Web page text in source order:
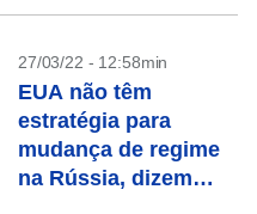
27/03/22 - 12:58min
EUA não têm
estratégia para
mudança de regime
na Rússia, dizem